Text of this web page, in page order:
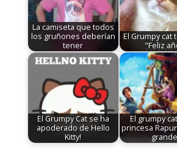
La camiseta que todos
los gruñones deberían
tener
El Grumpy cat
"Feliz
El Grumpy Cat se ha
apoderado de Hello
Kitty!
El grumpy
princesa
grande